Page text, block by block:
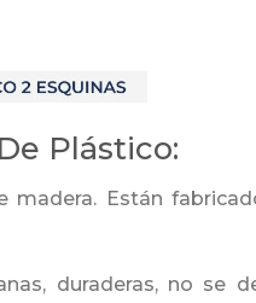
Plástico:
Están
duraderas, no se